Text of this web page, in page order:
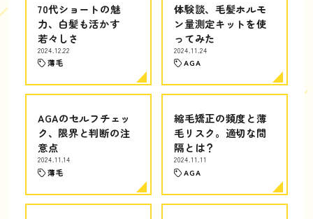
70代ショートの魅
力、白髪も活かす
若々しさ
2024.12.22
薄毛
体験談、毛髪ホルモ
ン量測定キットを使
ってみた
2024.11.24
AGA
AGAのセルフチェッ
ク、限界と判断の注
意点
2024.11.14
薄毛
縮毛矯正の頻度と薄
毛リスク。適切な間
隔とは？
2024.11.11
AGA